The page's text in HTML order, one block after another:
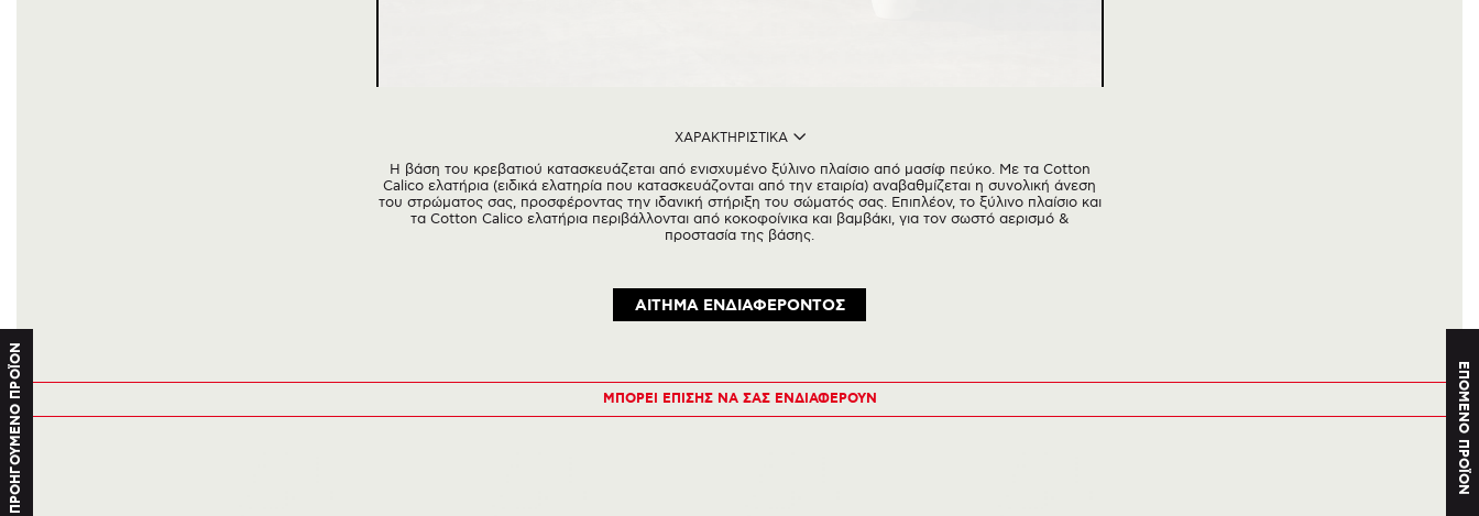
ΧΑΡΑΚΤΗΡΙΣΤΙΚΑ
Η βάση του κρεβατιού κατασκευάζεται από ενισχυμένο ξύλινο πλαίσιο από μασίφ πεύκο. Με τα Cotton
Calico ελατήρια (ειδικά ελατηρία που κατασκευάζονται από την εταιρία) αναβαθμίζεται η συνολική άνεση
του στρώματος σας, προσφέροντας την ιδανική στήριξη του σώματός σας. Επιπλέον, το ξύλινο πλαίσιο και
τα Cotton Calico ελατήρια περιβάλλονται από κοκοφοίνικα και βαμβάκι, για τον σωστό αερισμό &
προστασία της βάσης.
ΑΙΤΗΜΑ ΕΝΔΙΑΦΕΡΟΝΤΟΣ
ΜΠΟΡΕΙ ΕΠΙΣΗΣ ΝΑ ΣΑΣ ΕΝΔΙΑΦΕΡΟΥΝ
ΠΡΟΗΓΟΥΜΕΝΟ ΠΡΟΪΟΝ ΕΠΟΜΕΝΟ ΠΡΟΪΟΝ